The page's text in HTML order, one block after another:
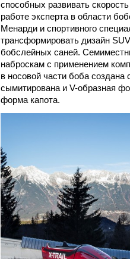
способных развивать
работе эксперта в области
Менарди и спортивного
трансформировать дизайн
бобслейных саней.
наброскам с применением
в носовой части боба
сымитирована и V-образная
форма капота.